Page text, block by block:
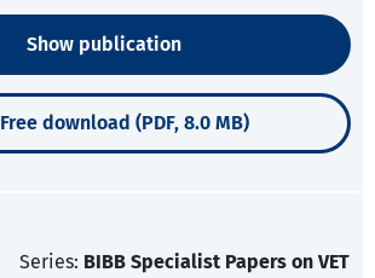
Show publication
Free download (PDF, 8.0 MB)
Series: BIBB Specialist Papers on VET